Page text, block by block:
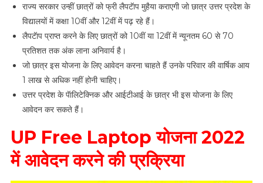
राज्य सरकार उन्हीं छात्रों को फ्री लैपटॅाप मुहैया कराएगी जो छात्र उत्तर प्रदेश के
विद्यालयों में कक्षा 10वीं और 12वीं में पढ़ रहे हैं।
लैपटॅाप प्राप्त करने के लिए छात्रों को 10वीं या 12वीं में न्यूनतम 60 से 70
प्रतिशत तक अंक लाना अनिवार्य है।
जो छात्र इस योजना के लिए आवेदन करना चाहते हैं उनके परिवार की वार्षिक आय
1 लाख से अधिक नहीं होनी चाहिए।
उत्तर प्रदेश के पॅालिटेक्निक और आईटीआई के छात्र भी इस योजना के लिए
आवेदन कर सकते हैं।
UP Free Laptop योजना 2022
में आवेदन करने की प्रक्रिया